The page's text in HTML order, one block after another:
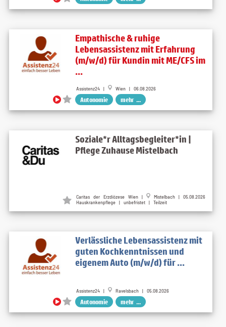
Empathische & ruhige
Lebensassistenz mit Erfahrung
(m/w/d) für Kundin mit ME/CFS im
...
Assistenz24 | Wien | 06.08.2026
Autonomie mehr ...
Soziale*r Alltagsbegleiter*in |
Pflege Zuhause Mistelbach
Caritas der Erzdiözese Wien |
Mistelbach | 05.08.2026
Hauskrankenpflege | unbefristet | Teilzeit
Verlässliche Lebensassistenz mit
guten Kochkenntnissen und
eigenem Auto (m/w/d) für ...
Assistenz24 | Ravelsbach | 05.08.2026
Autonomie mehr ...